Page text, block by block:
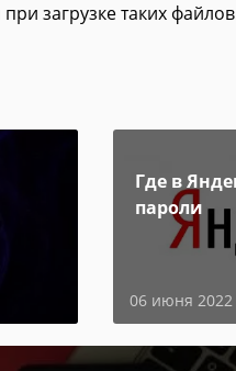
загрузке таких
Где в
пароли
06 июня 2022